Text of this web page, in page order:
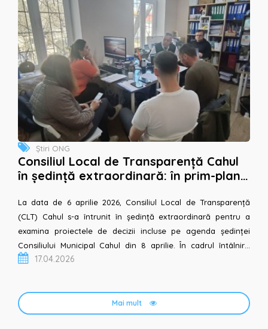
Știri ONG
Consiliul Local de Transparență Cahul
în ședință extraordinară: în prim-plan
tran...
La data de 6 aprilie 2026, Consiliul Local de Transparență
(CLT) Cahul s-a întrunit în ședință extraordinară pentru a
examina proiectele de decizii incluse pe agenda ședinței
Consiliului Municipal Cahul din 8 aprilie. În cadrul întâlnirii,
participanții a...
17.04.2026
Mai mult